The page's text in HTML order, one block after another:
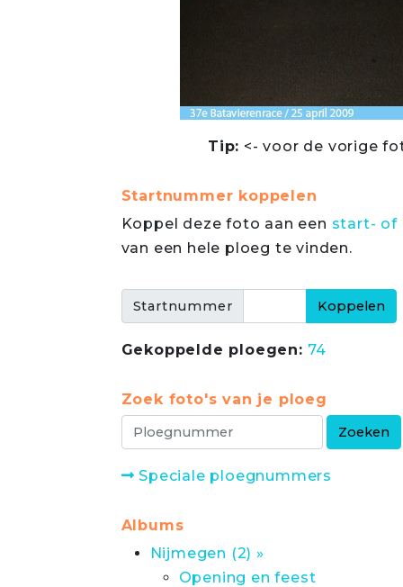
Tip: <- voor de vorige
Startnummer koppelen
Koppel deze foto aan een start- of
van een hele ploeg te vinden.
Startnummer
Gekoppelde ploegen: 74
Zoek foto's van je ploeg
Speciale ploegnummers
Albums
Nijmegen (2) »
Opening en feest